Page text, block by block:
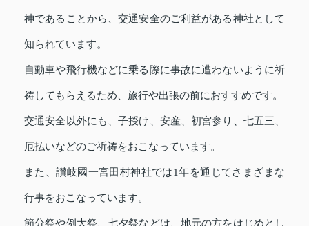
神であることから、交通安全のご利益がある神社として
知られています。
自動車や飛行機などに乗る際に事故に遭わないように祈
祷してもらえるため、旅行や出張の前におすすめです。
交通安全以外にも、子授け、安産、初宮参り、七五三、
厄払いなどのご祈祷をおこなっています。
また、讃岐國一宮田村神社では1年を通じてさまざまな
行事をおこなっています。
節分祭や例大祭、七夕祭などは、地元の方をはじめとし